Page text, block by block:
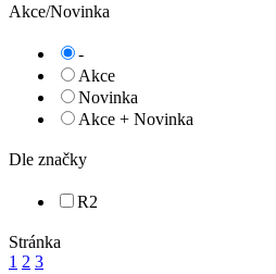
Akce/Novinka
-
Akce
Novinka
Akce + Novinka
Dle značky
R2
Stránka
1 2 3